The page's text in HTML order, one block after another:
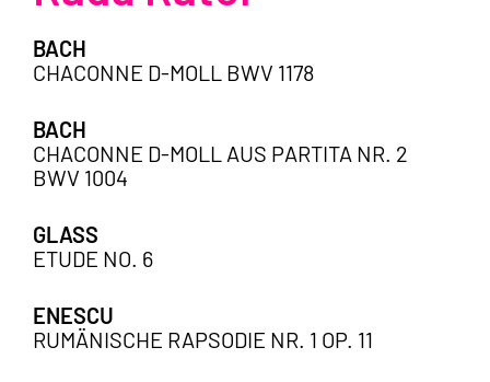
BACH
CHACONNE D-MOLL BWV 1178
BACH
CHACONNE D-MOLL AUS PARTITA NR. 2
BWV 1004
GLASS
ETUDE NO. 6
ENESCU
RUMÄNISCHE RAPSODIE NR. 1 OP. 11